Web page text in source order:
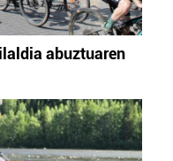
abuztuaren